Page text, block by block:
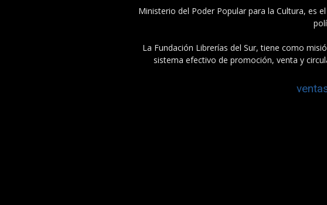
Ministerio del Poder Popular para la Cultura, es
La Fundación Librerías del Sur, tiene como
sistema efectivo de promoción, venta y